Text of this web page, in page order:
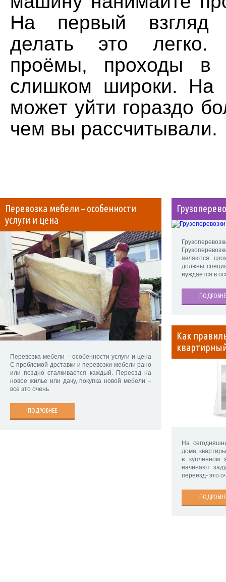
На первый взгляд
делать это
проёмы, проходы в
слишком широки. На
может уйти гораздо
чем вы рассчитывали.
Перевозка мебели – особенности
услуги и цена
Перевозка мебели – особенности услуги и цена
С проблемой доставки и перевозки мебели рано
или поздно сталкивается каждый. Переезд на
новое жилье или дачу, покупка новой мебели –
все это очень
ПОДРОБНЕЕ
являются
должны
нуждается в
Как
На
дома,
в купленном
начинают
переезд- это